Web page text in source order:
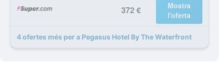
372 €
Mostra
l'oferta
4 ofertes més per a Pegasus Hotel By The Waterfront